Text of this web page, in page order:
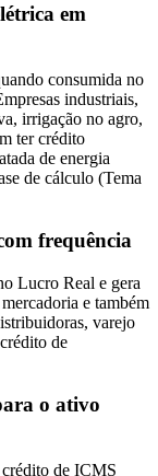
em
consumida no
industriais,
irrigação no agro,
ter crédito
de energia
de cálculo (Tema
frequência
Lucro Real e gera
e também
varejo
de
o ativo
de ICMS